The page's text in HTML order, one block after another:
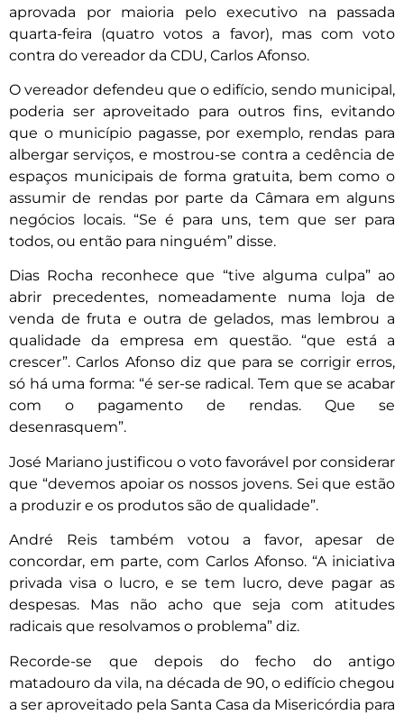
aprovada por maioria pelo executivo na passada
quarta-feira (quatro votos a favor), mas com voto
contra do vereador da CDU, Carlos Afonso.
O vereador defendeu que o edifício, sendo municipal,
poderia ser aproveitado para outros fins, evitando
que o município pagasse, por exemplo, rendas para
albergar serviços, e mostrou-se contra a cedência de
espaços municipais de forma gratuita, bem como o
assumir de rendas por parte da Câmara em alguns
negócios locais. “Se é para uns, tem que ser para
todos, ou então para ninguém” disse.
Dias Rocha reconhece que “tive alguma culpa” ao
abrir precedentes, nomeadamente numa loja de
venda de fruta e outra de gelados, mas lembrou a
qualidade da empresa em questão. “que está a
crescer”. Carlos Afonso diz que para se corrigir erros,
só há uma forma: “é ser-se radical. Tem que se acabar
com o pagamento de rendas. Que se
desenrasquem”.
José Mariano justificou o voto favorável por considerar
que “devemos apoiar os nossos jovens. Sei que estão
a produzir e os produtos são de qualidade”.
André Reis também votou a favor, apesar de
concordar, em parte, com Carlos Afonso. “A iniciativa
privada visa o lucro, e se tem lucro, deve pagar as
despesas. Mas não acho que seja com atitudes
radicais que resolvamos o problema” diz.
Recorde-se que depois do fecho do antigo
matadouro da vila, na década de 90, o edifício chegou
a ser aproveitado pela Santa Casa da Misericórdia para